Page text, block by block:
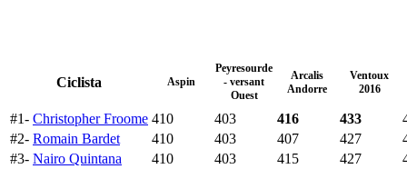
Ciclista Aspin
Peyresourde
- versant
Ouest
Arcalis
Andorre
Ventoux
2016
#1- Christopher Froome 410 403 416 433
#2- Romain Bardet 410 403 407 427
#3- Nairo Quintana 410 403 415 427